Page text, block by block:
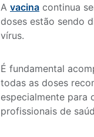
A vacina continua
doses estão sendo
vírus.
É fundamental
todas as doses
especialmente para
profissionais de